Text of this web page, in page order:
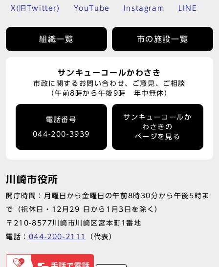
X(旧Twitter) YouTube Instagram LINE
組織一覧 市の施設一覧
サンキューコールかわさき
市政に関するお問い合わせ、ご意見、ご相談
（午前8時から午後9時 年中無休）
電話番号
044-200-3939
サンキューコールか
わさきの
ページを見る
川崎市役所
開庁時間：月曜日から金曜日の午前8時30分から午後5時ま
で（祝休日・12月29 日から1月3日を除く）
〒210-8577川崎市川崎区宮本町1番地
電話： 044-200-2111 （代表）